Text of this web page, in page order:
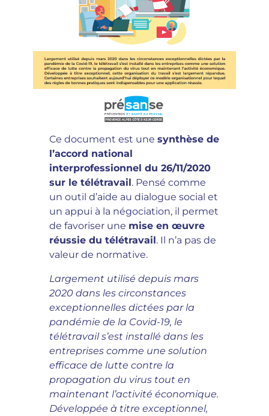
Ce document est unesynthèse de
l’accord national
interprofessionnel du 26/11/2020
sur le télétravail. Pensé comme
un outil d’aide au dialogue social et
un appui à la négociation, il permet
de favoriser une mise en œuvre
réussie du télétravail. Il n’a pas de
valeur de normative.
Largement utilisé depuis mars
2020 dans les circonstances
exceptionnelles dictées par la
pandémie de la Covid-19, le
télétravail s’est installé dans les
entreprises comme une solution
efficace de lutte contre la
propagation du virus tout en
maintenant l’activité économique.
Développée à titre exceptionnel,